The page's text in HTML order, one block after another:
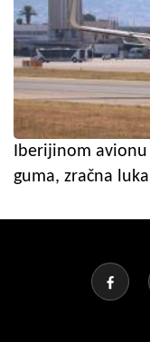
Iberijinom
guma, zračna